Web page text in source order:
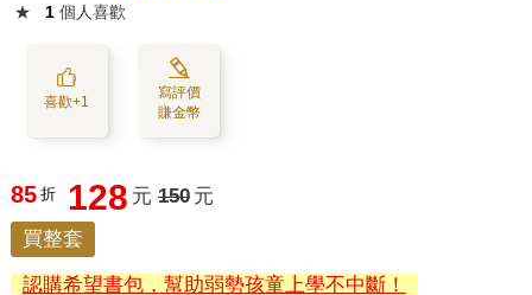
★
1 個人喜歡
喜歡+1
寫評價
賺金幣
85 折 128 元 150 元
買整套
認購希望書包，幫助弱勢孩童上學不中斷！